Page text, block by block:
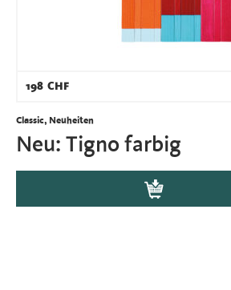
198 CHF
Classic, Neuheiten
Neu: Tigno farbig